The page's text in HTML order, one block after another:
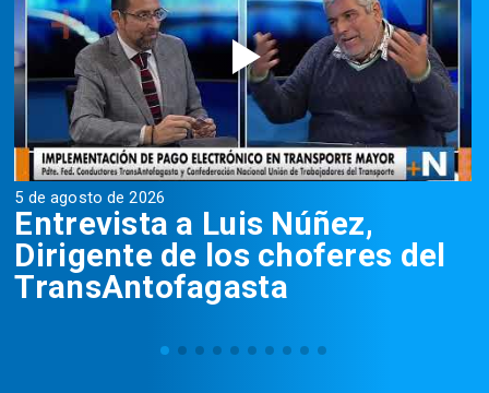
5 de agosto de 2026
Entrevista a Luis Núñez,
Dirigente de los choferes del
TransAntofagasta